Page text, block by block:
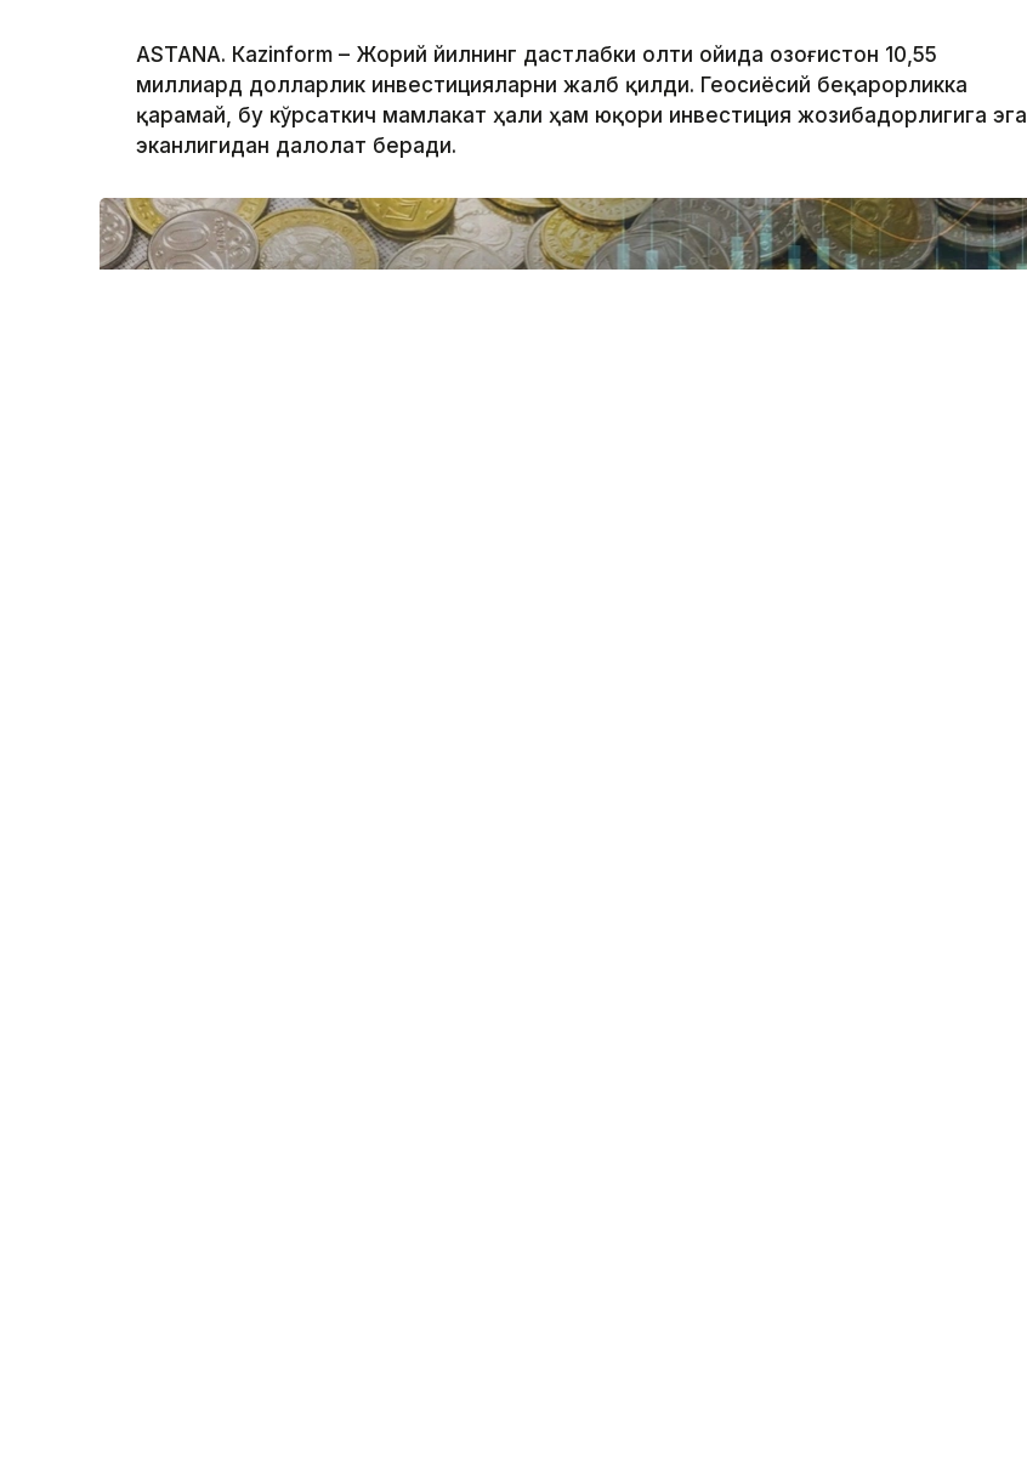
ASTANА. Кazinform – Жорий йилнинг дастлабки олти ойида Қозоғистон 10,55
миллиард долларлик инвестицияларни жалб қилди. Геосиёсий беқарорликка
қарамай, бу кўрсаткич мамлакат ҳали ҳам юқори инвестиция жозибадорлигига эга
эканлигидан далолат беради.